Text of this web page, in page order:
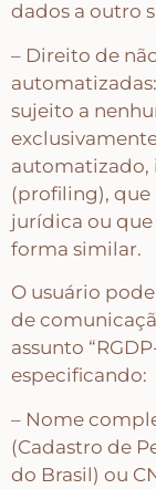
Peças Diversas
Aviamentos
Decortela
Flores
Rendas –
Cordões
dados a outro
– Direito de
sujeito a
automatizado,
(profiling), que
jurídica ou
forma similar.
O usuário
de
assunto
especificando:
– Nome
(Cadastro de
do Brasil) ou